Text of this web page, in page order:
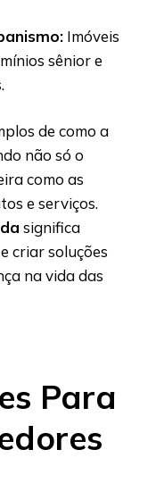
Imóveis
sênior e
de como a
não só o
como as
e serviços.
significa
criar soluções
na vida das
Para